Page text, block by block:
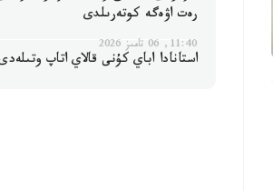
رەت اۋەگە كوتەرىلدى
11:40, 06 تامىز 2026
استانادا اباي كۇنى قالاي اتاپ